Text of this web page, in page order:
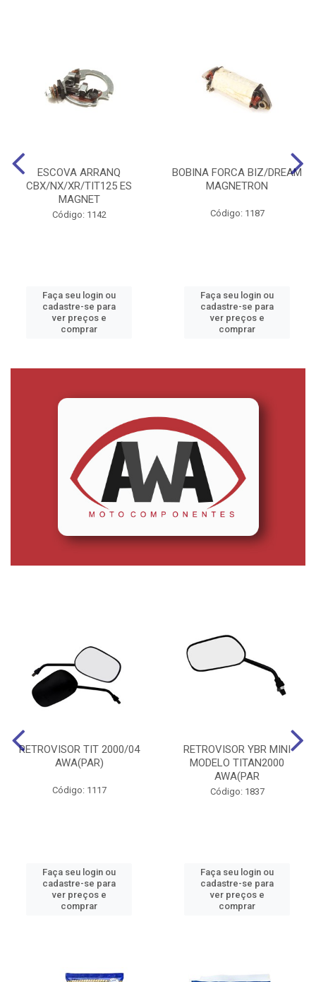
ESCOVA ARRANQ
CBX/NX/XR/TIT125 ES
MAGNET
Código: 1142
Faça seu login ou
cadastre-se para
ver preços e
comprar
BOBINA FORCA BIZ/DREAM
MAGNETRON
Código: 1187
Faça seu login ou
cadastre-se para
ver preços e
comprar
RETROVISOR TIT 2000/04
AWA(PAR)
Código: 1117
Faça seu login ou
cadastre-se para
ver preços e
comprar
RETROVISOR YBR MINI
MODELO TITAN2000
AWA(PAR
Código: 1837
Faça seu login ou
cadastre-se para
ver preços e
comprar